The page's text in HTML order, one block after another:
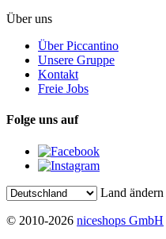
Über uns
Über Piccantino
Unsere Gruppe
Kontakt
Freie Jobs
Folge uns auf
Land ändern
© 2010-2026 niceshops GmbH